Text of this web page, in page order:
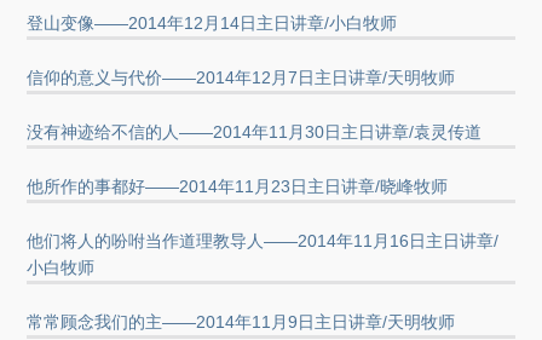
登山变像——2014年12月14日主日讲章/小白牧师
信仰的意义与代价——2014年12月7日主日讲章/天明牧师
没有神迹给不信的人——2014年11月30日主日讲章/袁灵传道
他所作的事都好——2014年11月23日主日讲章/晓峰牧师
他们将人的吩咐当作道理教导人——2014年11月16日主日讲章/
小白牧师
常常顾念我们的主——2014年11月9日主日讲章/天明牧师